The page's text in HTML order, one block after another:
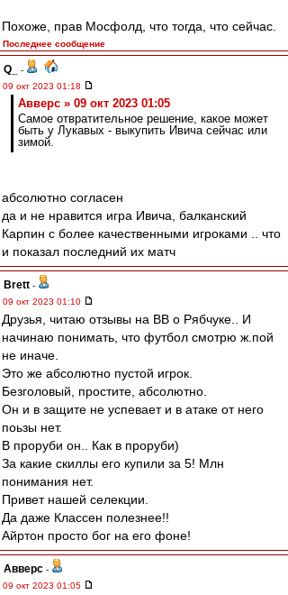
Похоже, прав Мосфолд, что тогда, что сейчас.
Последнее сообщение
Q_
-
09 окт 2023 01:18
Авверс » 09 окт 2023 01:05
Самое отвратительное решение, какое может
быть у Лукавых - выкупить Ивича сейчас или
зимой.
абсолютно согласен
да и не нравится игра Ивича, балканский
Карпин с более качественными игроками .. что
и показал последний их матч
Brett -
09 окт 2023 01:10
Друзья, читаю отзывы на ВВ о Рябчуке.. И
начинаю понимать, что футбол смотрю ж.пой
не иначе.
Это же абсолютно пустой игрок.
Безголовый, простите, абсолютно.
Он и в защите не успевает и в атаке от него
поьзы нет.
В проруби он.. Как в проруби)
За какие скиллы его купили за 5! Млн
понимания нет.
Привет нашей селекции.
Да даже Классен полезнее!!
Айртон просто бог на его фоне!
Авверс -
09 окт 2023 01:05